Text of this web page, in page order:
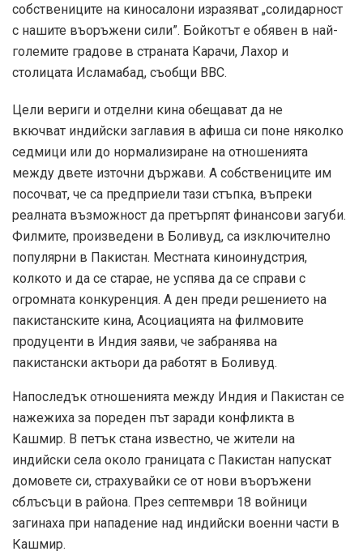
собствениците на киносалони изразяват „солидарност
с нашите въоръжени сили”. Бойкотът е обявен в най-
големите градове в страната Карачи, Лахор и
столицата Исламабад, съобщи ВВС.
Цели вериги и отделни кина обещават да не
вкючват индийски заглавия в афиша си поне няколко
седмици или до нормализиране на отношенията
между двете източни държави. А собствениците им
посочват, че са предприели тази стъпка, въпреки
реалната възможност да претърпят финансови загуби.
Филмите, произведени в Боливуд, са изключително
популярни в Пакистан. Местната киноинудстрия,
колкото и да се старае, не успява да се справи с
огромната конкуренция. А ден преди решението на
пакистанските кина, Асоциацията на филмовите
продуценти в Индия заяви, че забранява на
пакистански актьори да работят в Боливуд.
Напоследък отношенията между Индия и Пакистан се
нажежиха за пореден път заради конфликта в
Кашмир. В петък стана известно, че жители на
индийски села около границата с Пакистан напускат
домовете си, страхувайки се от нови въоръжени
сблъсъци в района. През септември 18 войници
загинаха при нападение над индийски военни части в
Кашмир.